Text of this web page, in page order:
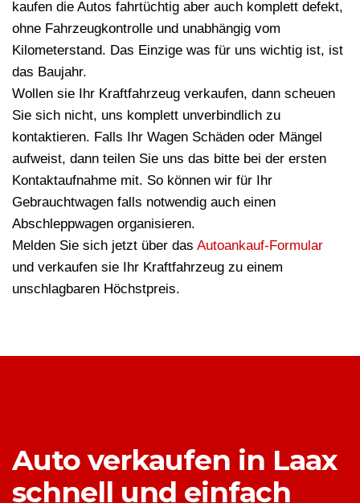
kaufen die Autos fahrtüchtig aber auch komplett defekt,
ohne Fahrzeugkontrolle und unabhängig vom
Kilometerstand. Das Einzige was für uns wichtig ist, ist
das Baujahr.
Wollen sie Ihr Kraftfahrzeug verkaufen, dann scheuen
Sie sich nicht, uns komplett unverbindlich zu
kontaktieren. Falls Ihr Wagen Schäden oder Mängel
aufweist, dann teilen Sie uns das bitte bei der ersten
Kontaktaufnahme mit. So können wir für Ihr
Gebrauchtwagen falls notwendig auch einen
Abschleppwagen organisieren.
Melden Sie sich jetzt über das Autoankauf-Formular
und verkaufen sie Ihr Kraftfahrzeug zu einem
unschlagbaren Höchstpreis.
Auto verkaufen in Laax
schnell und einfach